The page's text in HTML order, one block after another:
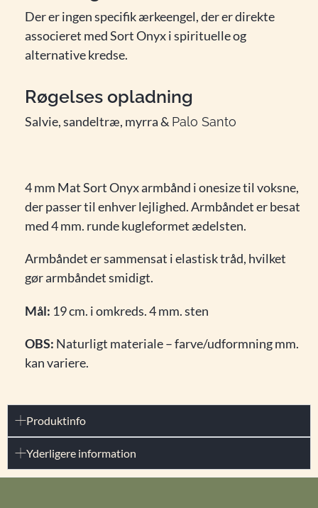
Der er ingen specifik ærkeengel, der er direkte
associeret med Sort Onyx i spirituelle og
alternative kredse.
Røgelses opladning
Salvie, sandeltræ, myrra & Palo Santo
4 mm Mat Sort Onyx armbånd i onesize til voksne,
der passer til enhver lejlighed. Armbåndet er besat
med 4 mm. runde kugleformet ædelsten.
Armbåndet er sammensat i elastisk tråd, hvilket
gør armbåndet smidigt.
Mål: 19 cm. i omkreds. 4 mm. sten
OBS: Naturligt materiale – farve/udformning mm.
kan variere.
Produktinfo
Yderligere information